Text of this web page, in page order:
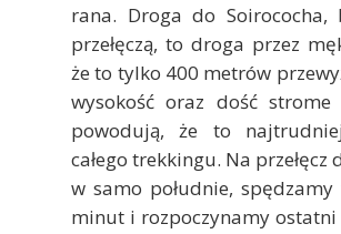
rana. Droga do Soirococha,
przełęczą, to droga przez
że to tylko 400 metrów
wysokość oraz dość strome
powodują, że to
całego trekkingu. Na przełęcz
w samo południe,
minut i rozpoczynamy